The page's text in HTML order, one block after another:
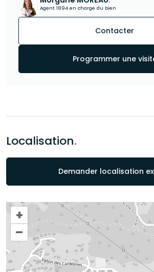
Agent 1894 en charge du bien
Contacter
Programmer une
Localisation.
Demander localisation
+
–